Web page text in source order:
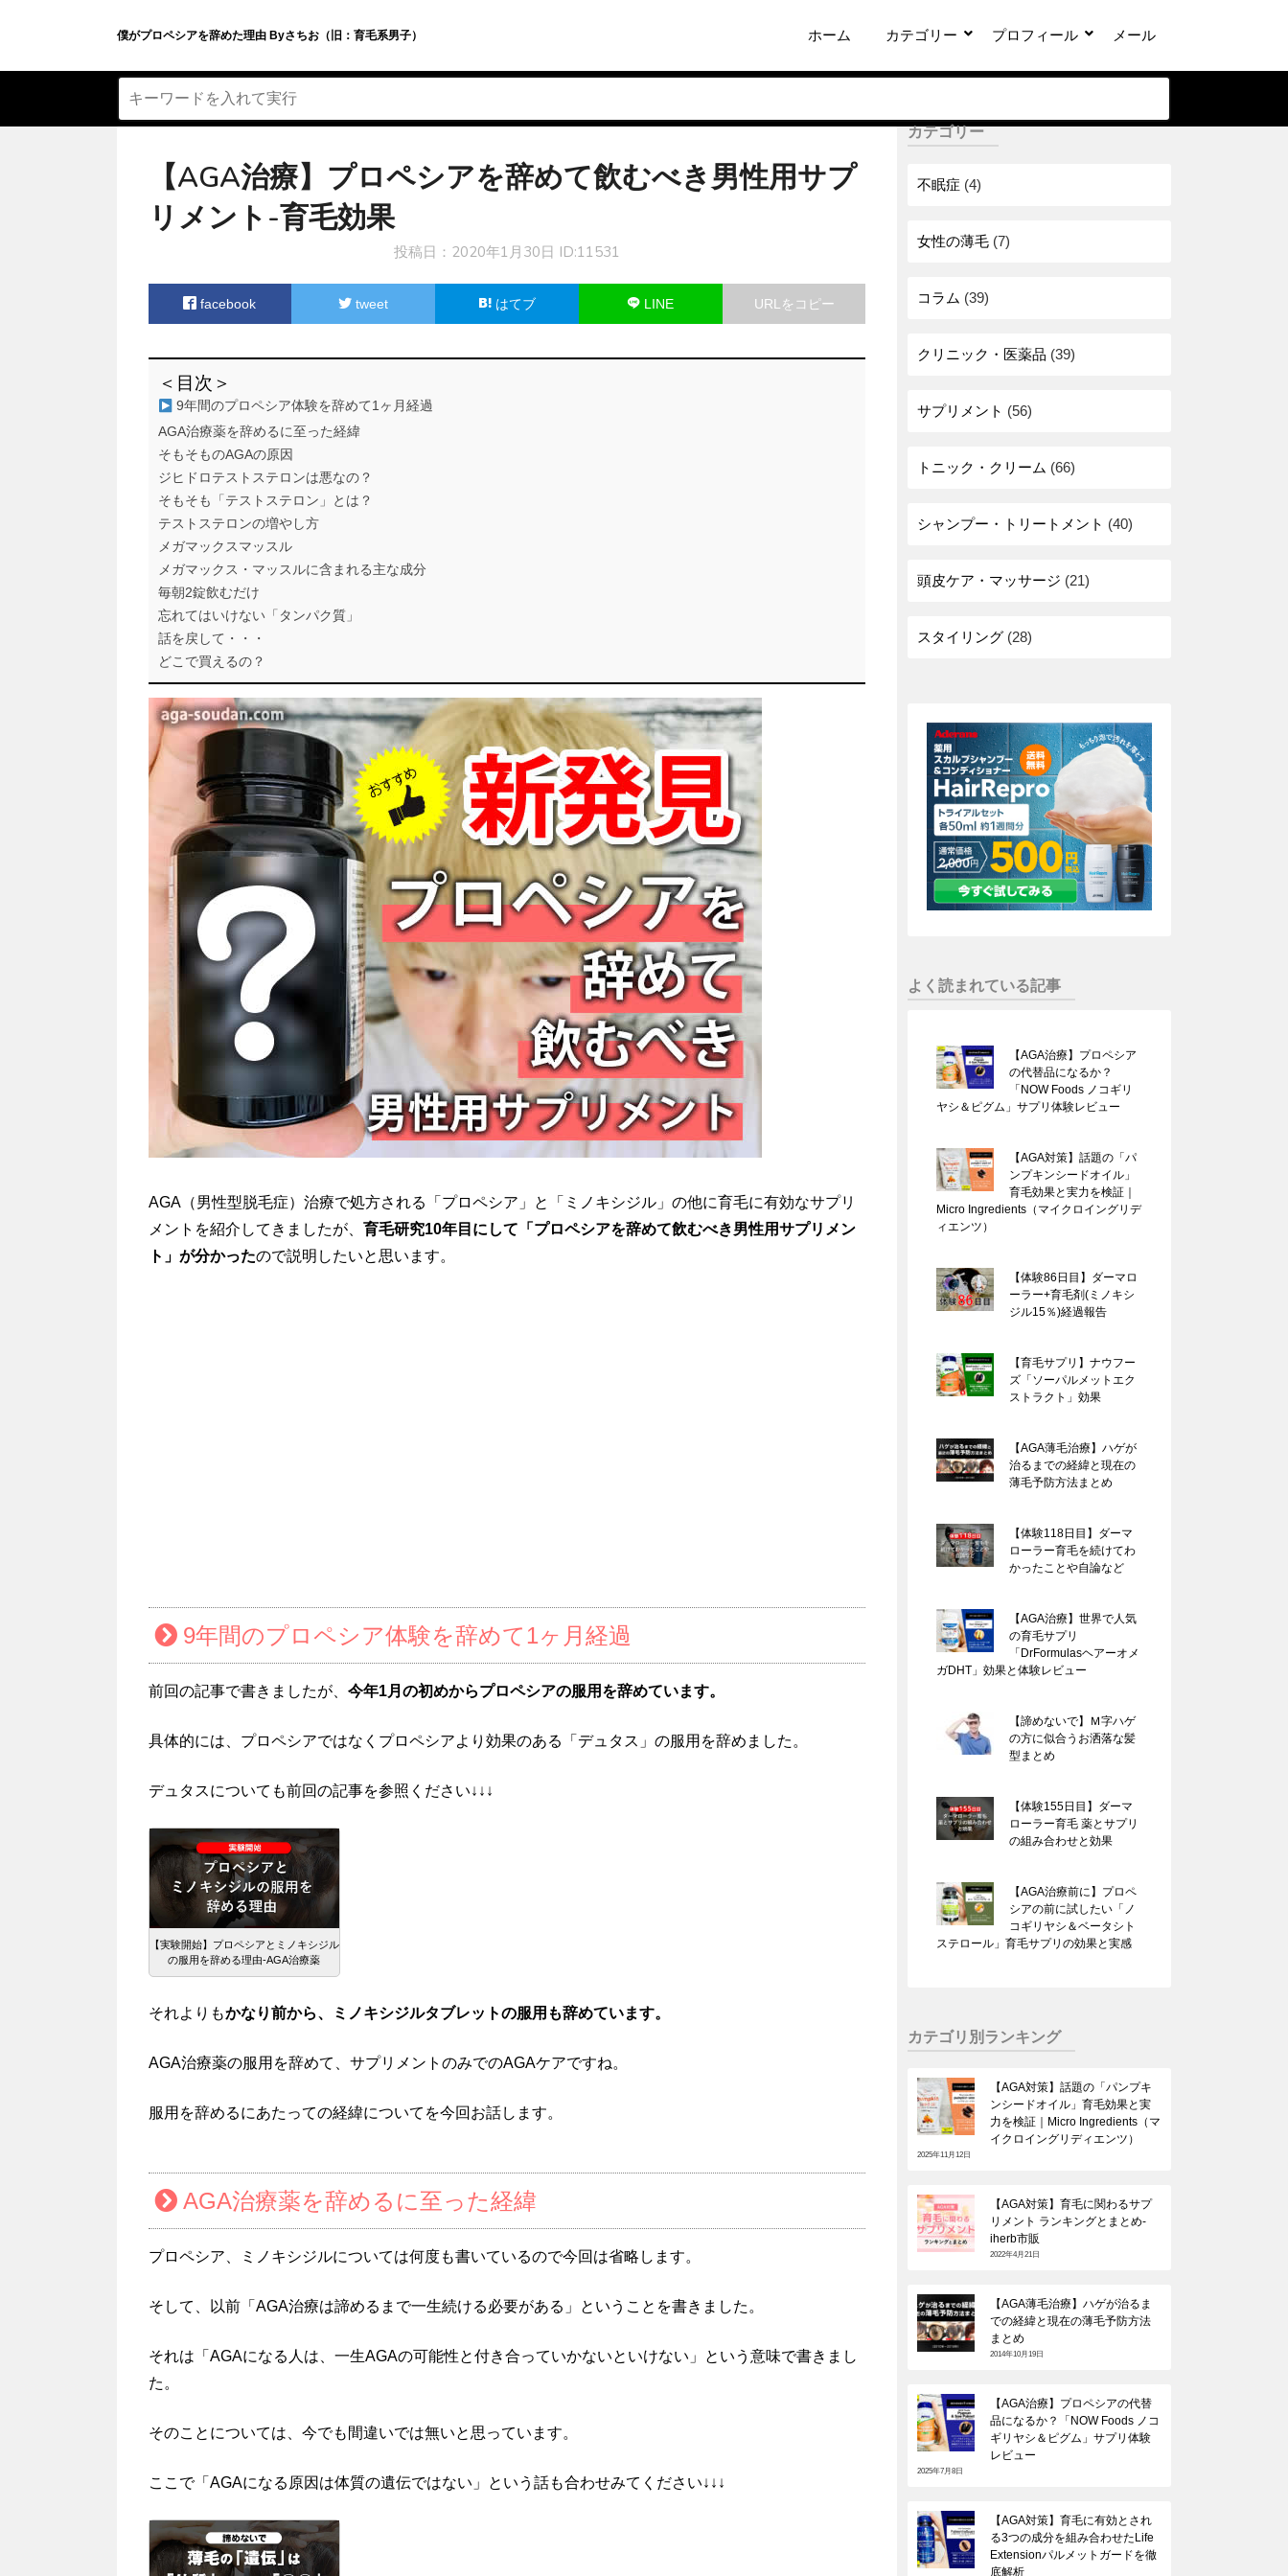
僕がプロペシアを辞めた理由 Byさちお（旧：育毛系男子） ホーム カテゴリー プロフィール メール
【AGA治療】プロペシアを辞めて飲むべき男性用サプ
リメント-育毛効果
投稿日： 2020年1月30日 ID:11531
facebook tweet はてブ LINE URLをコピー
＜目次＞
9年間のプロペシア体験を辞めて1ヶ月経過
AGA治療薬を辞めるに至った経緯
そもそものAGAの原因
ジヒドロテストステロンは悪なの？
そもそも「テストステロン」とは？
テストステロンの増やし方
メガマックスマッスル
メガマックス・マッスルに含まれる主な成分
毎朝2錠飲むだけ
忘れてはいけない「タンパク質」
話を戻して・・・
どこで買えるの？
AGA（男性型脱毛症）治療で処方される「プロペシア」と「ミノキシジル」の他に育毛に有効なサプリ
メントを紹介してきましたが、
育毛研究10年目にして「プロペシアを辞めて飲むべき男性用サプリメン
ト」が分かったので説明したいと思います。
9年間のプロペシア体験を辞めて1ヶ月経過
前回の記事で書きましたが、 今年1月の初めからプロペシアの服用を辞めています。
具体的には、プロペシアではなくプロペシアより効果のある「デュタス」の服用を辞めました。
デュタスについても前回の記事を参照ください↓↓↓
【実験開始】プロペシアとミノキシジル
の服用を辞める理由-AGA治療薬
それよりもかなり前から、ミノキシジルタブレットの服用も辞めています。
AGA治療薬の服用を辞めて、サプリメントのみでのAGAケアですね。
服用を辞めるにあたっての経緯についてを今回お話します。
AGA治療薬を辞めるに至った経緯
プロペシア、ミノキシジルについては何度も書いているので今回は省略します。
そして、以前「AGA治療は諦めるまで一生続ける必要がある」ということを書きました。
それは「AGAになる人は、一生AGAの可能性と付き合っていかないといけない」という意味で書きまし
た。
そのことについては、今でも間違いでは無いと思っています。
ここで「AGAになる原因は体質の遺伝ではない」という話も合わせみてください↓↓↓
カテゴリー
不眠症 (4)
女性の薄毛 (7)
コラム (39)
クリニック・医薬品 (39)
サプリメント (56)
トニック・クリーム (66)
シャンプー・トリートメント (40)
頭皮ケア・マッサージ (21)
スタイリング (28)
よく読まれている記事
【AGA治療】プロペシア
の代替品になるか？
「NOW Foods ノコギリ
ヤシ＆ピグム」サプリ体験レビュー
【AGA対策】話題の「パ
ンプキンシードオイル」
育毛効果と実力を検証｜
Micro Ingredients（マイクロイングリデ
ィエンツ）
【体験86日目】ダーマロ
ーラー+育毛剤(ミノキシ
ジル15％)経過報告
【育毛サプリ】ナウフー
ズ「ソーパルメットエク
ストラクト」効果
【AGA薄毛治療】ハゲが
治るまでの経緯と現在の
薄毛予防方法まとめ
【体験118日目】ダーマ
ローラー育毛を続けてわ
かったことや自論など
【AGA治療】世界で人気
の育毛サプリ
「DrFormulasヘアーオメ
ガDHT」効果と体験レビュー
【諦めないで】Ｍ字ハゲ
の方に似合うお洒落な髪
型まとめ
【体験155日目】ダーマ
ローラー育毛 薬とサプリ
の組み合わせと効果
【AGA治療前に】プロペ
シアの前に試したい「ノ
コギリヤシ＆ベータシト
ステロール」育毛サプリの効果と実感
カテゴリ別ランキング
【AGA対策】話題の「パンプキ
ンシードオイル」育毛効果と実
力を検証｜Micro Ingredients（マ
イクロイングリディエンツ）
2025年11月12日
【AGA対策】育毛に関わるサプ
リメント ランキングとまとめ-
iherb市販
2022年4月21日
【AGA薄毛治療】ハゲが治るま
での経緯と現在の薄毛予防方法
まとめ
2014年10月19日
【AGA治療】プロペシアの代替
品になるか？「NOW Foods ノコ
ギリヤシ＆ピグム」サプリ体験
レビュー
2025年7月8日
【AGA対策】育毛に有効とされ
る3つの成分を組み合わせたLife
Extensionパルメットガードを徹
底解析